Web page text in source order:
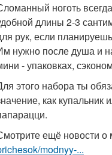
ноготь
длины 2-3
рук, если
нужно после душа и
- упаковках,
этого набора ты
как
ещё новости о
modnyy-...